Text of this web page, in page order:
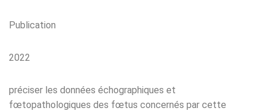
Publication
2022
préciser les données échographiques et
fœtopathologiques des fœtus concernés par cette